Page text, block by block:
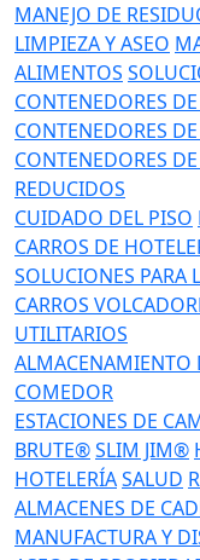
MANEJO DE
LIMPIEZA Y ASEO
ALIMENTOS
CONTENEDORES
CONTENEDORES
CONTENEDORES
REDUCIDOS
CUIDADO DEL PISO
CARROS DE
SOLUCIONES PARA
CARROS
UTILITARIOS
ALMACENAMIENTO
COMEDOR
ESTACIONES DE
BRUTE®SLIM JIM®
HOTELERÍASALUD
ALMACENES DE
MANUFACTURA Y